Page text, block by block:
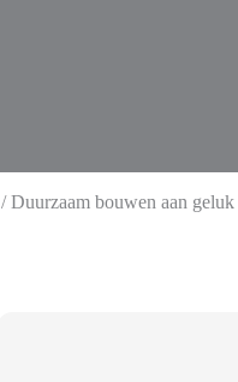
/Duurzaam bouwen aan geluk